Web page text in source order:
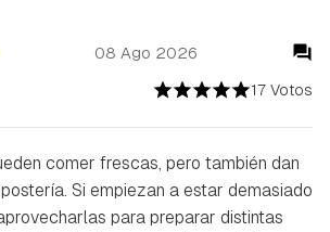
17 Votos
08 Ago 2026
comer frescas, pero también dan
Si empiezan a estar demasiado
para preparar distintas